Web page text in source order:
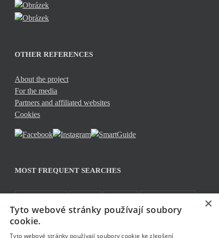
OTHER REFERENCES
About the project
For the media
Partners and affiliated websites
Cookies
MOST FREQUENT SEARCHES
TOP 5 Jablonecké moře Sklo a bižuterie Bez bariér
Rozhledny Pěšky
×
Tyto webové stránky používají soubory
cookie.
Tyto webové stránky používají soubory cookie ke zlepšení